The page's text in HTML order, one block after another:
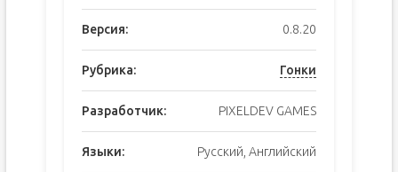
Версия: 0.8.20
Рубрика: Гонки
Разработчик: PIXELDEV GAMES
Языки: Русский, Английский